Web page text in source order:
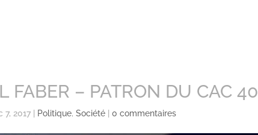
FABER – PATRON DU CAC 40
7, 2017 Politique,Société |0 commentaires